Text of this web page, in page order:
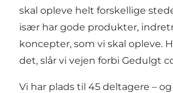
skal opleve helt forskellige
især har gode produkter,
koncepter, som vi skal opleve.
det, slår vi vejen forbi Gedulgt
Vi har plads til 45 deltagere –